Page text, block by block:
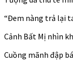
“Đem nàng trả lại
Cảnh Bất Mị nhìn
Cuồng mãnh đập